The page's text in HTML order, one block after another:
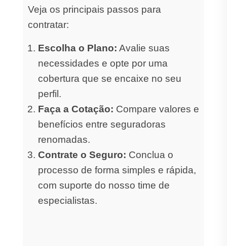
Veja os principais passos para
contratar:
Escolha o Plano: Avalie suas
necessidades e opte por uma
cobertura que se encaixe no seu
perfil.
Faça a Cotação: Compare valores e
benefícios entre seguradoras
renomadas.
Contrate o Seguro: Conclua o
processo de forma simples e rápida,
com suporte do nosso time de
especialistas.